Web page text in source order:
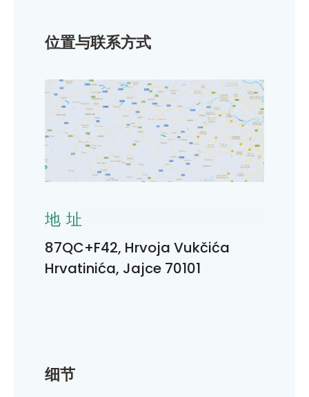
细节
位置与联系方式
地址
87QC+F42, Hrvoja Vukčića
Hrvatinića, Jajce 70101